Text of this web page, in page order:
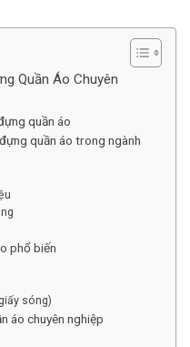
Quần Áo Chuyên
quần áo
quần áo trong ngành
phổ biến
sóng)
áo chuyên nghiệp